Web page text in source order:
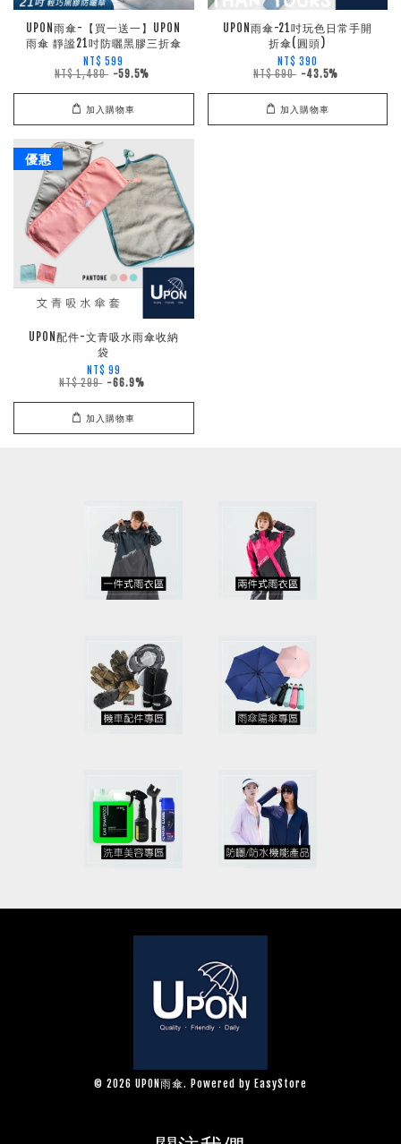
UPON雨傘-【買一送一】UPON
雨傘 靜謐21吋防曬黑膠三折傘
NT$ 599
NT$ 1,480 -59.5%
加入購物車
UPON雨傘-21吋玩色日常手開
折傘(圓頭)
NT$ 390
NT$ 690 -43.5%
加入購物車
優惠
UPON配件-文青吸水雨傘收納
袋
NT$ 99
NT$ 299 -66.9%
加入購物車
© 2026 UPON雨傘. Powered by EasyStore